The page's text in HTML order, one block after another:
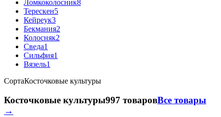
Ломкоколосник8
Терескен5
Кейреук3
Бекмания2
Колосняк2
Сведа1
Сильфия1
Вязель1
СортаКосточковые культуры
Косточковые культуры997 товаровВсе товары
→